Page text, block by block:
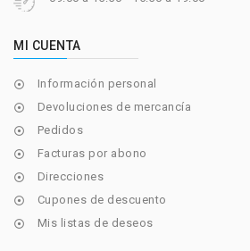
MI CUENTA
 Información personal
 Devoluciones de mercancía
 Pedidos
 Facturas por abono
 Direcciones
 Cupones de descuento
 Mis listas de deseos